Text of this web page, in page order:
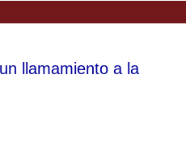
llamamiento a la